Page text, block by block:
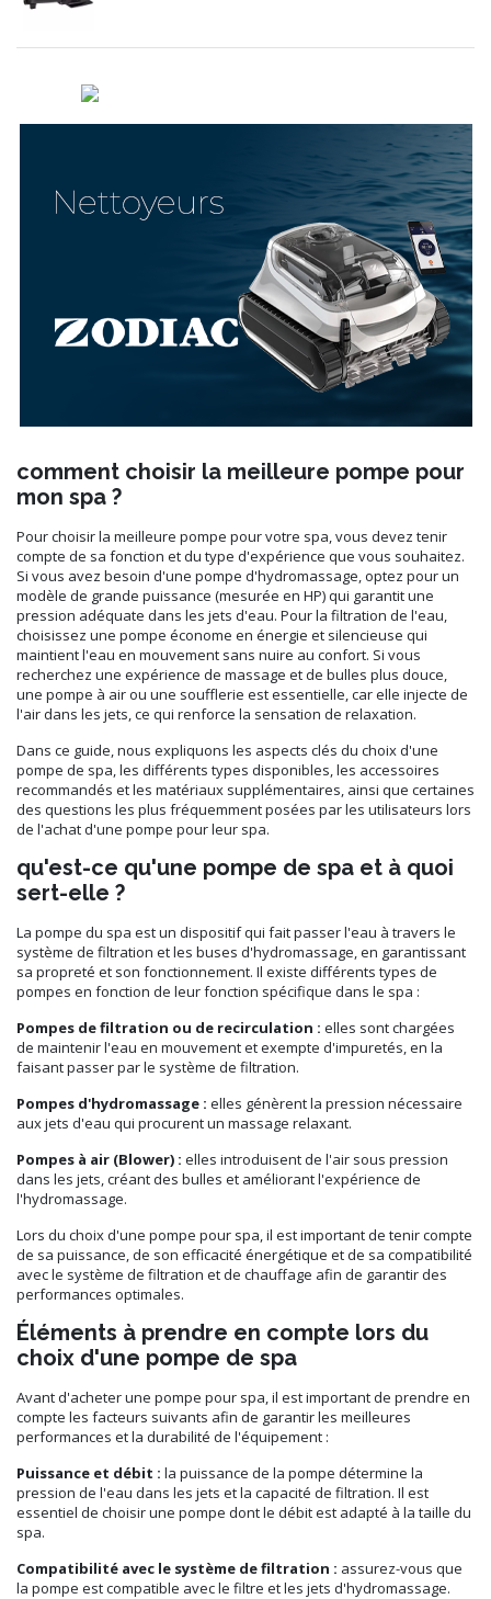
comment choisir la meilleure pompe pour
mon spa ?
Pour choisir la meilleure pompe pour votre spa, vous devez tenir
compte de sa fonction et du type d'expérience que vous souhaitez.
Si vous avez besoin d'une pompe d'hydromassage, optez pour un
modèle de grande puissance (mesurée en HP) qui garantit une
pression adéquate dans les jets d'eau. Pour la filtration de l'eau,
choisissez une pompe économe en énergie et silencieuse qui
maintient l'eau en mouvement sans nuire au confort. Si vous
recherchez une expérience de massage et de bulles plus douce,
une pompe à air ou une soufflerie est essentielle, car elle injecte de
l'air dans les jets, ce qui renforce la sensation de relaxation.
Dans ce guide, nous expliquons les aspects clés du choix d'une
pompe de spa, les différents types disponibles, les accessoires
recommandés et les matériaux supplémentaires, ainsi que certaines
des questions les plus fréquemment posées par les utilisateurs lors
de l'achat d'une pompe pour leur spa.
qu'est-ce qu'une pompe de spa et à quoi
sert-elle ?
La pompe du spa est un dispositif qui fait passer l'eau à travers le
système de filtration et les buses d'hydromassage, en garantissant
sa propreté et son fonctionnement. Il existe différents types de
pompes en fonction de leur fonction spécifique dans le spa :
Pompes de filtration ou de recirculation : elles sont chargées
de maintenir l'eau en mouvement et exempte d'impuretés, en la
faisant passer par le système de filtration.
Pompes d'hydromassage : elles génèrent la pression nécessaire
aux jets d'eau qui procurent un massage relaxant.
Pompes à air (Blower) : elles introduisent de l'air sous pression
dans les jets, créant des bulles et améliorant l'expérience de
l'hydromassage.
Lors du choix d'une pompe pour spa, il est important de tenir compte
de sa puissance, de son efficacité énergétique et de sa compatibilité
avec le système de filtration et de chauffage afin de garantir des
performances optimales.
Éléments à prendre en compte lors du
choix d'une pompe de spa
Avant d'acheter une pompe pour spa, il est important de prendre en
compte les facteurs suivants afin de garantir les meilleures
performances et la durabilité de l'équipement :
Puissance et débit : la puissance de la pompe détermine la
pression de l'eau dans les jets et la capacité de filtration. Il est
essentiel de choisir une pompe dont le débit est adapté à la taille du
spa.
Compatibilité avec le système de filtration : assurez-vous que
la pompe est compatible avec le filtre et les jets d'hydromassage.